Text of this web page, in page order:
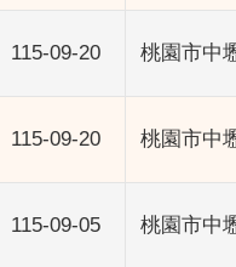
115-09-20 桃園市中
115-09-20 桃園市中
115-09-05 桃園市中